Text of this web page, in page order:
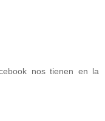
nos tienen en la